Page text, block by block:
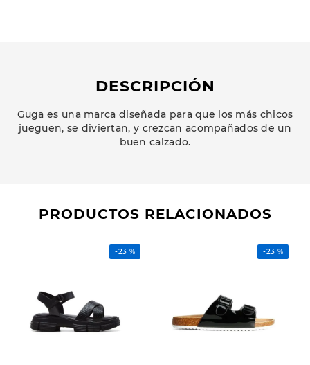
DESCRIPCIÓN
Guga es una marca diseñada para que los más chicos
jueguen, se diviertan, y crezcan acompañados de un
buen calzado.
PRODUCTOS RELACIONADOS
-23 % -23 %